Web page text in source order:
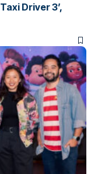
Driver 3’,